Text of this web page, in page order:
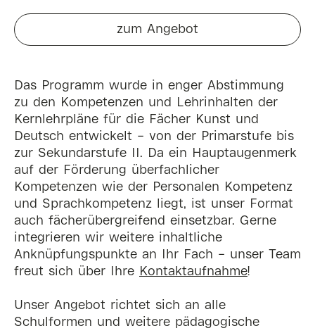
zum Angebot
Das Programm wurde in enger Abstimmung
zu den Kompetenzen und Lehrinhalten der
Kernlehrpläne für die Fächer Kunst und
Deutsch entwickelt – von der Primarstufe bis
zur Sekundarstufe II. Da ein Hauptaugenmerk
auf der Förderung überfachlicher
Kompetenzen wie der Personalen Kompetenz
und Sprachkompetenz liegt, ist unser Format
auch fächerübergreifend einsetzbar. Gerne
integrieren wir weitere inhaltliche
Anknüpfungspunkte an Ihr Fach – unser Team
freut sich über Ihre
Kontaktaufnahme!
Unser Angebot richtet sich an alle
Schulformen und weitere pädagogische